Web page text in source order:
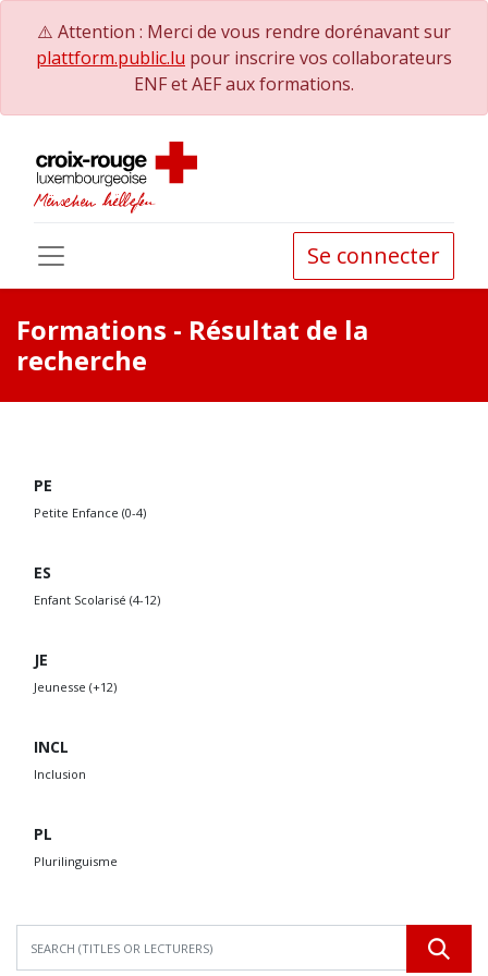
⚠️ Attention : Merci de vous rendre dorénavant sur
plattform.public.lu pour inscrire vos collaborateurs
ENF et AEF aux formations.
Se connecter
Formations - Résultat de la
recherche
PE
Petite Enfance (0-4)
ES
Enfant Scolarisé (4-12)
JE
Jeunesse (+12)
INCL
Inclusion
PL
Plurilinguisme